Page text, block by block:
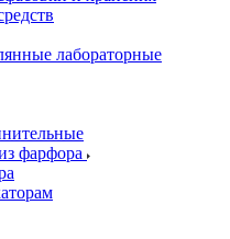
лабораторные
фарфора